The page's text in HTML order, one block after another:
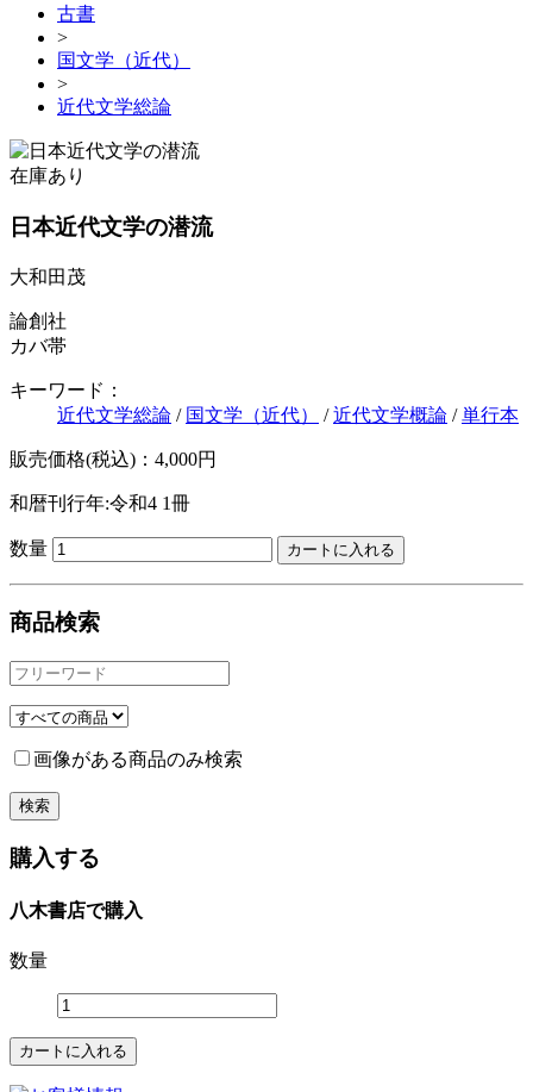
古書
>
国文学（近代）
>
近代文学総論
在庫あり
日本近代文学の潜流
大和田茂
論創社
カバ帯
キーワード：
近代文学総論 / 国文学（近代） /近代文学概論 /単行本
販売価格(税込)：4,000円
和暦刊行年:令和4 1冊
数量
商品検索
画像がある商品のみ検索
購入する
八木書店で購入
数量